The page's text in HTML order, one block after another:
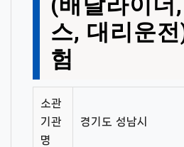
스, 대리운
험
소관
기관
명
경기도 성남시